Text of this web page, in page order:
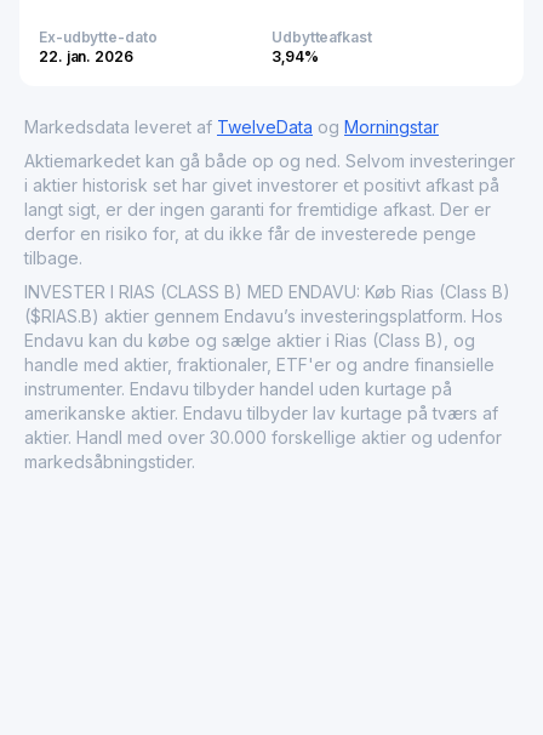
Ex-udbytte-dato
22. jan. 2026
Udbytteafkast
3,94%
Markedsdata leveret af TwelveData og Morningstar
Aktiemarkedet kan gå både op og ned. Selvom investeringer
i aktier historisk set har givet investorer et positivt afkast på
langt sigt, er der ingen garanti for fremtidige afkast. Der er
derfor en risiko for, at du ikke får de investerede penge
tilbage.
INVESTER I RIAS (CLASS B) MED ENDAVU: Køb Rias (Class B)
($RIAS.B) aktier gennem Endavu’s investeringsplatform. Hos
Endavu kan du købe og sælge aktier i Rias (Class B), og
handle med aktier, fraktionaler, ETF'er og andre finansielle
instrumenter. Endavu tilbyder handel uden kurtage på
amerikanske aktier. Endavu tilbyder lav kurtage på tværs af
aktier. Handl med over 30.000 forskellige aktier og udenfor
markedsåbningstider.